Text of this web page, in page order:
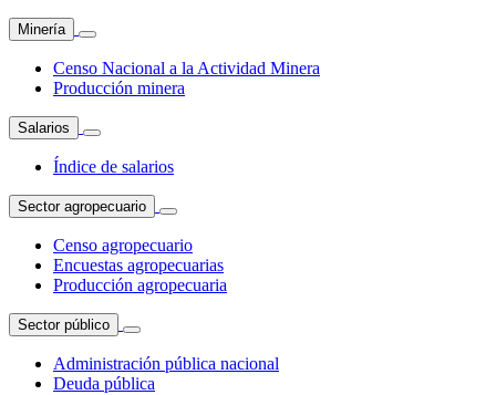
Minería
Censo Nacional a la Actividad Minera
Producción minera
Salarios
Índice de salarios
Sector agropecuario
Censo agropecuario
Encuestas agropecuarias
Producción agropecuaria
Sector público
Administración pública nacional
Deuda pública